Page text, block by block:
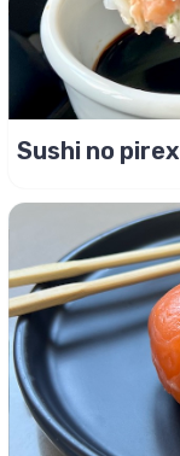
Sushi no pirex